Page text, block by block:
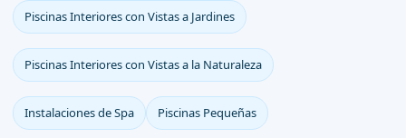
Piscinas Interiores con Vistas a Jardines
Piscinas Interiores con Vistas a la Naturaleza
Instalaciones de Spa Piscinas Pequeñas